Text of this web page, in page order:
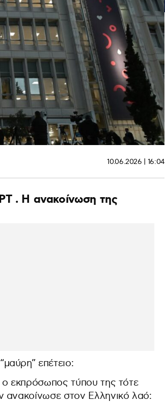
10.06.2026 | 16:04
. Η ανακοίνωση της
επέτειο:
εκπρόσωπος τύπου της τότε
ανακοίνωσε στον Ελληνικό λαό: